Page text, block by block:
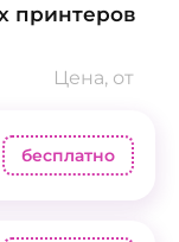
принтеров
Цена, от
бесплатно